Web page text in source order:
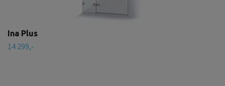
Ina Plus
14 299,-